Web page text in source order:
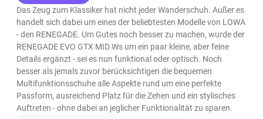
Das Zeug zum Klassiker hat nicht jeder Wanderschuh. Außer es
handelt sich dabei um eines der beliebtesten Modelle von LOWA
- den RENEGADE. Um Gutes noch besser zu machen, wurde der
RENEGADE EVO GTX MID Ws um ein paar kleine, aber feine
Details ergänzt - sei es nun funktional oder optisch. Noch
besser als jemals zuvor berücksichtigen die bequemen
Multifunktionsschuhe alle Aspekte rund um eine perfekte
Passform, ausreichend Platz für die Zehen und ein stylisches
Auftreten - ohne dabei an jeglicher Funktionalität zu sparen.